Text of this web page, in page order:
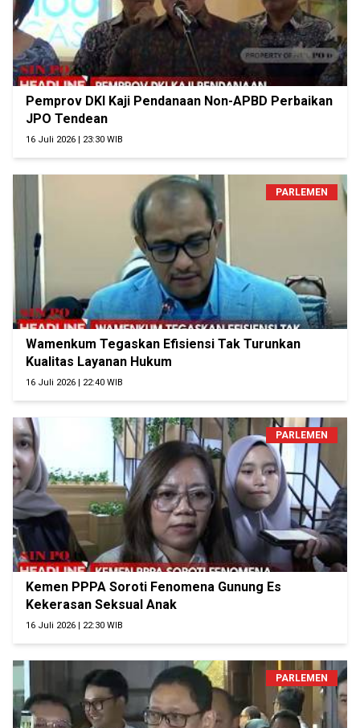
Pemprov DKI Kaji Pendanaan Non-APBD Perbaikan
JPO Tendean
16 Juli 2026 | 23:30 WIB
PARLEMEN
Wamenkum Tegaskan Efisiensi Tak Turunkan
Kualitas Layanan Hukum
16 Juli 2026 | 22:40 WIB
PARLEMEN
Kemen PPPA Soroti Fenomena Gunung Es
Kekerasan Seksual Anak
16 Juli 2026 | 22:30 WIB
PARLEMEN